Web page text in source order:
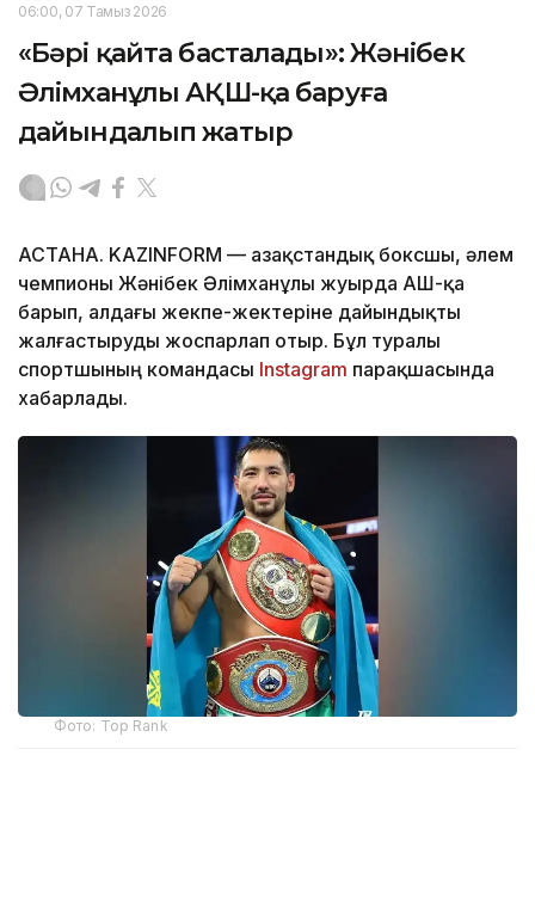
06:00, 07 Тамыз 2026
«Бәрі қайта басталады»: Жәнібек
Әлімханұлы АҚШ-қа баруға
дайындалып жатыр
АСТАНА. KAZINFORM — Қазақстандық боксшы, әлем
чемпионы Жәнібек Әлімханұлы жуырда АҚШ-қа
барып, алдағы жекпе-жектеріне дайындықты
жалғастыруды жоспарлап отыр. Бұл туралы
спортшының командасы Instagram парақшасында
хабарлады.
Фото: Top Rank